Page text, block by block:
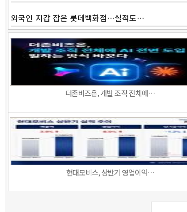
외국인 지갑 잡은 롯데백화점…실적도…
더존비즈온, 개발 조직 전체에…
현대모비스, 상반기 영업이익…